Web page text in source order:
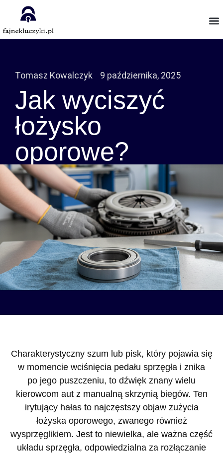
Tomasz Kowalczyk 9 października, 2025
Jak wyciszyć
łożysko
oporowe?
Charakterystyczny szum lub pisk, który pojawia się
w momencie wciśnięcia pedału sprzęgła i znika
po jego puszczeniu, to dźwięk znany wielu
kierowcom aut z manualną skrzynią biegów. Ten
irytujący hałas to najczęstszy objaw zużycia
łożyska oporowego, zwanego również
wysprzęglikiem. Jest to niewielka, ale ważna część
układu sprzęgła, odpowiedzialna za rozłączanie